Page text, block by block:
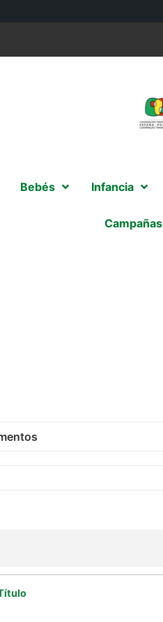
Bebés Infancia
Campañas